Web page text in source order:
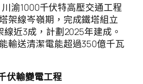
川渝1000千伏特高壓交通工程
架線岑嶺期，完成鐵塔組立
近3成，計劃2025年建成。
輸送清潔電能超過350億千瓦
伏輸變電工程